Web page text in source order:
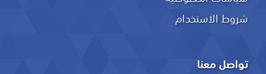
شروط الاستخدام
تواصل معنا